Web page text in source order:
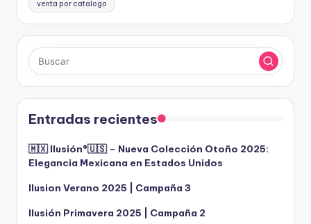
venta por catalogo
Entradas recientes
🇲🇽 Ilusión®️🇺🇸 – Nueva Colección Otoño 2025:
Elegancia Mexicana en Estados Unidos
Ilusion Verano 2025 | Campaña 3
Ilusión Primavera 2025 | Campaña 2